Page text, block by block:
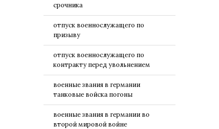
срочника
отпуск военнослужащего по
призыву
отпуск военнослужащего по
контракту перед увольнением
военные звания в германии
танковые войска погоны
военные звания в германии во
второй мировой войне